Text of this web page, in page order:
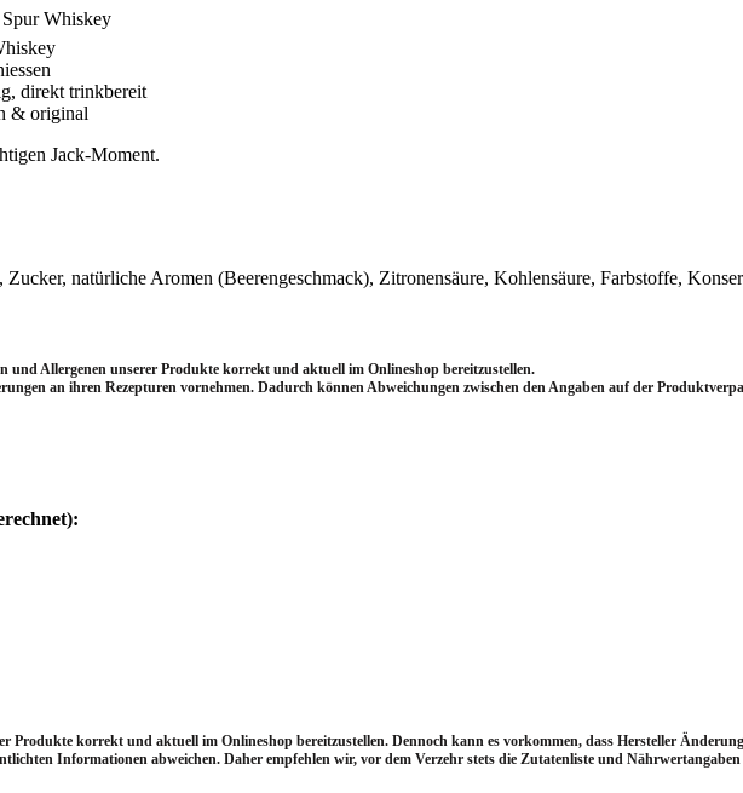
Whiskey
direkt trinkbereit
& original
Jack-Moment.
Zucker, natürliche Aromen (Beerengeschmack), Zitronensäure, Kohlensäure, Farbstoffe,
Allergenen unserer Produkte korrekt und aktuell im Onlineshop bereitzustellen.
an ihren Rezepturen vornehmen. Dadurch können Abweichungen zwischen den Angaben auf der
Produkte korrekt und aktuell im Onlineshop bereitzustellen. Dennoch kann es vorkommen, dass Hersteller
Informationen abweichen. Daher empfehlen wir, vor dem Verzehr stets die Zutatenliste und